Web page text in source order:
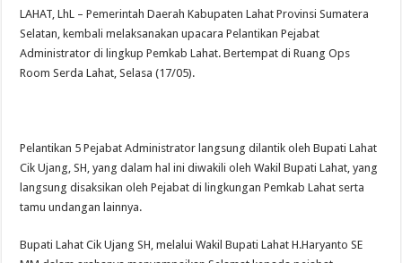
LAHAT, LhL – Pemerintah Daerah Kabupaten Lahat Provinsi Sumatera
Selatan, kembali melaksanakan upacara Pelantikan Pejabat
Administrator di lingkup Pemkab Lahat. Bertempat di Ruang Ops
Room Serda Lahat, Selasa (17/05).
Pelantikan 5 Pejabat Administrator langsung dilantik oleh Bupati Lahat
Cik Ujang, SH, yang dalam hal ini diwakili oleh Wakil Bupati Lahat, yang
langsung disaksikan oleh Pejabat di lingkungan Pemkab Lahat serta
tamu undangan lainnya.
Bupati Lahat Cik Ujang SH, melalui Wakil Bupati Lahat H.Haryanto SE